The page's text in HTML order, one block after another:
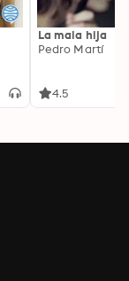
La mala hija
Pedro Martí
4.5